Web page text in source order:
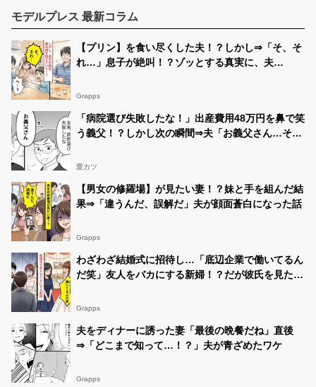
モデルプレス 最新コラム
【プリン】を食い尽くした夫！？しかし⇒「そ、そ
れ…」息子が絶叫！？ゾッとする真実に、夫
Grapps
「病院選び失敗したな！」出産費用48万円を鼻で笑
う義父！？しかし次の瞬間⇒夫「お義父さん…そ
愛カツ
【男女の修羅場】が見たい妻！？妹と手を組んだ結
果⇒「違うんだ、誤解だ」夫が顔面蒼白になった話
Grapps
わざわざ結婚式に招待し…「底辺企業で働いてるん
だ笑」友人をバカにする新婦！？だが彼氏を見た瞬
Grapps
夫をディナーに誘った妻「最後の晩餐だね」直後
⇒「どこまで知って…！？」夫が青ざめたワケ
Grapps